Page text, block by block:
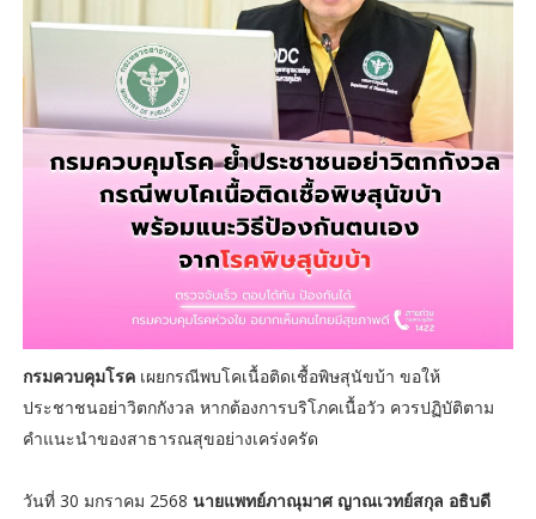
กรมควบคุมโรค เผยกรณีพบโคเนื้อติดเชื้อพิษสุนัขบ้า ขอให้
ประชาชนอย่าวิตกกังวล หากต้องการบริโภคเนื้อวัว ควรปฏิบัติตาม
คำแนะนำของสาธารณสุขอย่างเคร่งครัด
วันที่ 30 มกราคม 2568 นายแพทย์ภาณุมาศ ญาณเวทย์สกุล อธิบดี